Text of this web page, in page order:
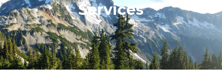
Services